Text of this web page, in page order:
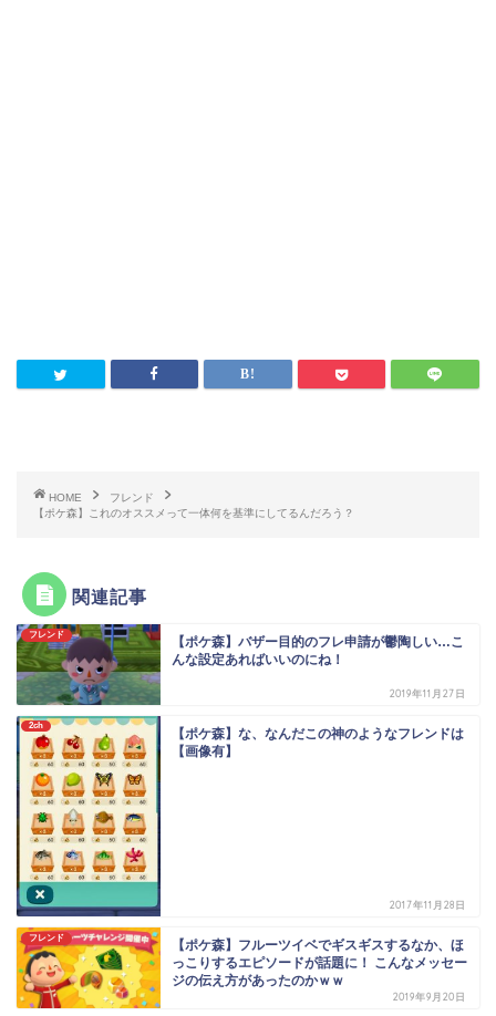
HOME
フレンド
【ポケ森】これのオススメって一体何を基準にしてるんだろう？
関連記事
フレンド
【ポケ森】バザー目的のフレ申請が鬱陶しい…こ
んな設定あればいいのにね！
2019年11月27日
2ch
【ポケ森】な、なんだこの神のようなフレンドは
【画像有】
2017年11月28日
フレンド
【ポケ森】フルーツイベでギスギスするなか、ほ
っこりするエピソードが話題に！ こんなメッセー
ジの伝え方があったのかｗｗ
2019年9月20日